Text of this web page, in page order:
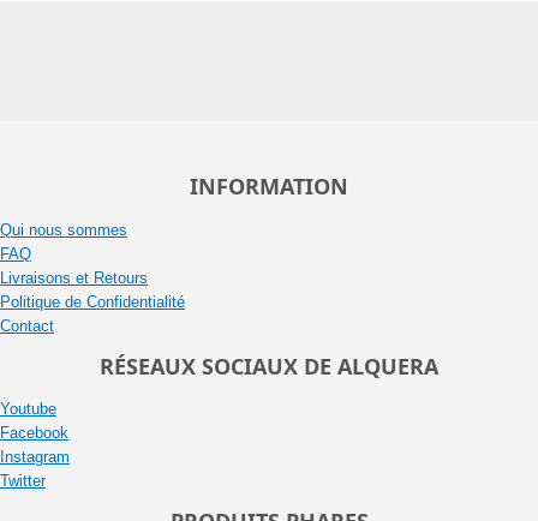
INFORMATION
Qui nous sommes
FAQ
Livraisons et Retours
Politique de Confidentialité
Contact
RÉSEAUX SOCIAUX DE ALQUERA
Youtube
Facebook
Instagram
Twitter